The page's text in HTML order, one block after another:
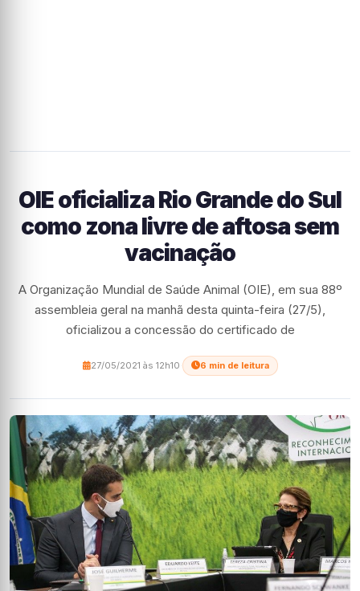
OIE oficializa Rio Grande do Sul
como zona livre de aftosa sem
vacinação
A Organização Mundial de Saúde Animal (OIE), em sua 88º
assembleia geral na manhã desta quinta-feira (27/5),
oficializou a concessão do certificado de
27/05/2021 às 12h10 6 min de leitura